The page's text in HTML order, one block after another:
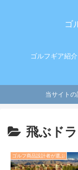
ゴ
ゴルフギア紹介
当サイト
飛ぶド
ゴルフ商品設計者が選ぶ